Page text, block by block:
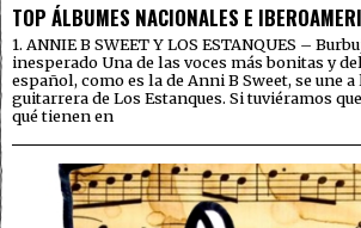
TOP ÁLBUMES NACIONALES E
1. ANNIE B SWEET Y LOS ESTANQUES –
inesperado Una de las voces más bonitas y
español, como es la de Anni B Sweet, se une
guitarrera de Los Estanques. Si tuviéramos
qué tienen en